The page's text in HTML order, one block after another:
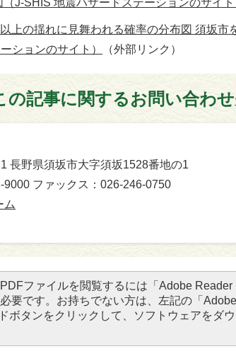
上の揺れに見舞われる確率の分布図 須坂市
ションのサイト）
（外部リンク）
の記事に関するお問い合わ
長野県須坂市大字須坂1528番地の1
9000 ファックス：026-246-0750
ム
PDFファイルを閲覧するには「Adobe
必要です。お持ちでない方は、左記の「
ボタンをクリックして、ソフトウェアをダ